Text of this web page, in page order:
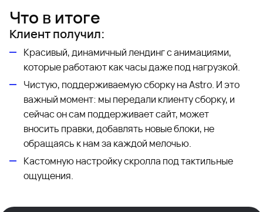
Что в итоге
Клиент получил:
Красивый, динамичный лендинг с анимациями,
которые работают как часы даже под нагрузкой.
Чистую, поддерживаемую сборку на Astro. И это
важный момент: мы передали клиенту сборку, и
сейчас он сам поддерживает сайт, может
вносить правки, добавлять новые блоки, не
обращаясь к нам за каждой мелочью.
Кастомную настройку скролла под тактильные
ощущения.